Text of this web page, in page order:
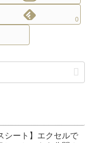
0
シート】エクセルで